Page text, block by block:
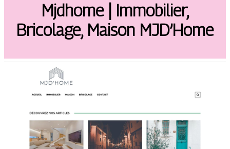
Mjdhome | Immobilier,
Bricolage, Maison MJD’Home